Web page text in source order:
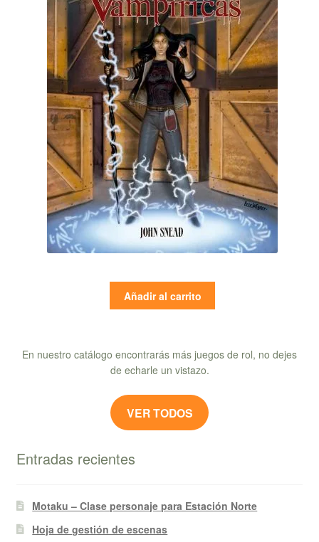
Añadir al carrito
En nuestro catálogo encontrarás más juegos de rol, no dejes
de echarle un vistazo.
VER TODOS
Entradas recientes
Motaku – Clase personaje para Estación Norte
Hoja de gestión de escenas